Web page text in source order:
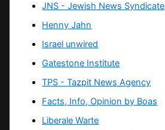
JNS - Jewish News Syndicate
Henny Jahn
Israel unwired
Gatestone Institute
TPS -Tazpit News Agency
Facts, Info, Opinion by Boas
Liberale Warte